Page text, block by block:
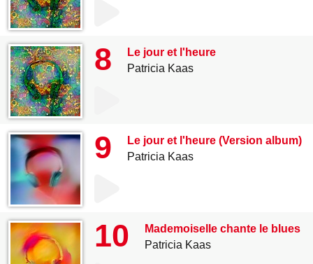
8
Le jour et l'heure
Patricia Kaas
9
Le jour et l'heure (Version album)
Patricia Kaas
10
Mademoiselle chante le blues
Patricia Kaas